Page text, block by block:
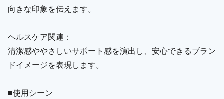
向きな印象を伝えます。
ヘルスケア関連：
清潔感ややさしいサポート感を演出し、安心できるブラン
ドイメージを表現します。
■使用シーン